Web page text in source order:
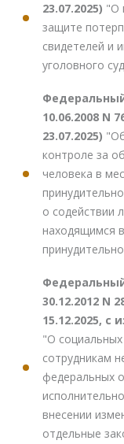
23.07.2025) "О
защите
свидетелей и
уголовного
10.06.2008 N
23.07.2025)
контроле за
человека в
о содействии
находящимся
30.12.2012 N
15.12.2025, с
"О социальных
сотрудникам
федеральных
внесении
отдельные